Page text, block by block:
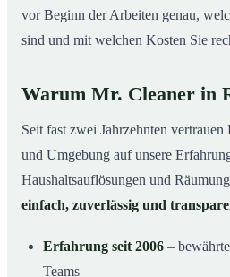
vor Beginn der Arbeiten genau,
sind und mit welchen Kosten Sie
Warum Mr. Cleaner in
Seit fast zwei Jahrzehnten
und Umgebung auf unsere
Haushaltsauflösungen und
einfach, zuverlässig und
Erfahrung seit 2006 –
Teams